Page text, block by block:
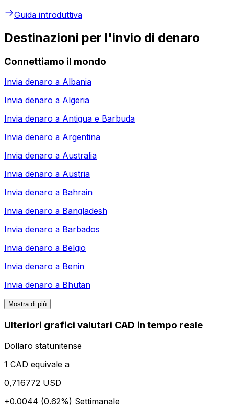
Guida introduttiva
Destinazioni per l'invio di denaro
Connettiamo il mondo
Invia denaro a Albania
Invia denaro a Algeria
Invia denaro a Antigua e Barbuda
Invia denaro a Argentina
Invia denaro a Australia
Invia denaro a Austria
Invia denaro a Bahrain
Invia denaro a Bangladesh
Invia denaro a Barbados
Invia denaro a Belgio
Invia denaro a Benin
Invia denaro a Bhutan
Mostra di più
Ulteriori grafici valutari CAD in tempo reale
Dollaro statunitense
1 CAD equivale a
0,716772 USD
+0.0044 (0.62%) Settimanale